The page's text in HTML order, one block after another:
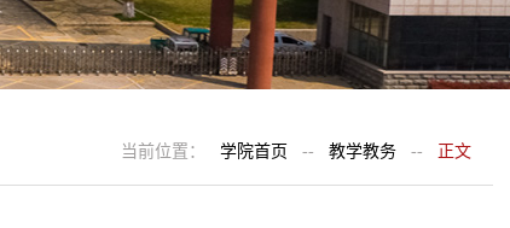
当前位置： 学院首页 -- 教学教务 -- 正文